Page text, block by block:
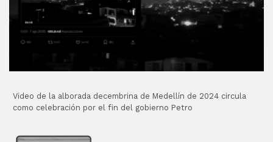
Video de la alborada decembrina de Medellín de 2024 circula
como celebración por el fin del gobierno Petro